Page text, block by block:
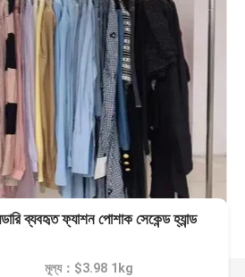
ব্যবহৃত ফ্যাশন পোশাক সেকেন্ড হ্যান্ড
মূল্য：$3.98 1kg